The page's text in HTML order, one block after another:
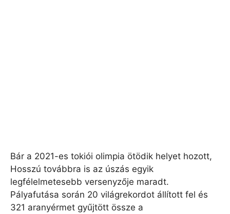
Bár a 2021-es tokiói olimpia ötödik helyet hozott,
Hosszú továbbra is az úszás egyik
legfélelmetesebb versenyzője maradt.
Pályafutása során 20 világrekordot állított fel és
321 aranyérmet gyűjtött össze a